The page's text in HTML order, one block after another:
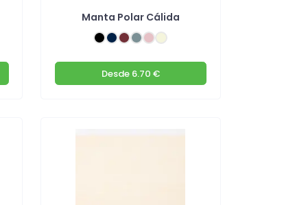
Manta Polar Cálida
Desde6.70 €